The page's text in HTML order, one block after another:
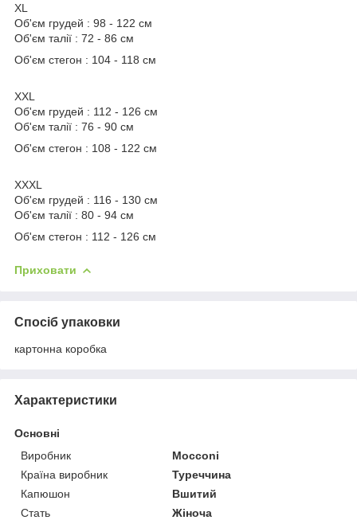
XL
Об'єм грудей : 98 - 122 см
Об'єм талії : 72 - 86 см
Об'єм стегон : 104 - 118 см
XXL
Об'єм грудей : 112 - 126 см
Об'єм талії : 76 - 90 см
Об'єм стегон : 108 - 122 см
XXXL
Об'єм грудей : 116 - 130 см
Об'єм талії : 80 - 94 см
Об'єм стегон : 112 - 126 см
Приховати
Спосіб упаковки
картонна коробка
Характеристики
Основні
Виробник
Mocconi
Країна виробник
Туреччина
Капюшон
Вшитий
Стать
Жіноча